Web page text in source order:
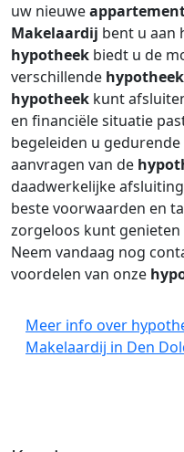
uw nieuwe
Makelaardij bent u aan
hypotheek biedt u de
verschillende hypotheek
hypotheek kunt
en financiële situatie
begeleiden u
aanvragen van de
daadwerkelijke
beste voorwaarden en
zorgeloos kunt
Neem vandaag nog
voordelen van onze
Meer info over
Makelaardij in Den